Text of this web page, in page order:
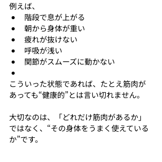
例えば、
階段で息が上がる
朝から身体が重い
疲れが抜けない
呼吸が浅い
関節がスムーズに動かない
こういった状態であれば、たとえ筋肉が
あっても“健康的”とは言い切れません。
大切なのは、「どれだけ筋肉があるか」
ではなく、“その身体をうまく使えている
か”です。